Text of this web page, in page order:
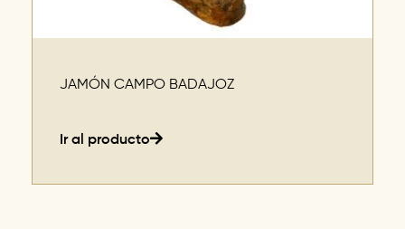
JAMÓN CAMPO BADAJOZ
Ir al producto